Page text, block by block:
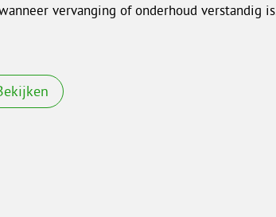
vervanging of onderhoud verstandig is.